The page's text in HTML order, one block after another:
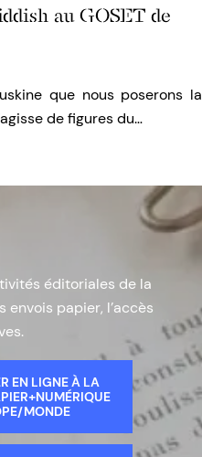
au GOSET de
que nous poserons la
de figures du…
éditoriales de la
envois papier, l’accès
EN LIGNE À LA
MONDE